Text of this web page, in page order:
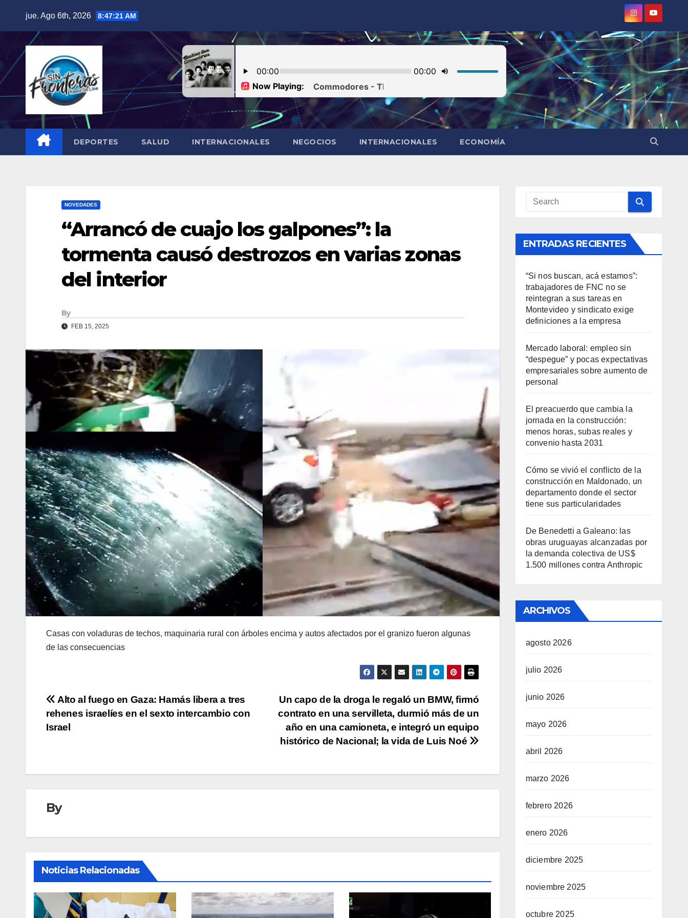
jue. Ago 6th, 2026 8:47:22 AM
DEPORTES SALUD INTERNACIONALES NEGOCIOS INTERNACIONALES ECONOMÍA
NOVEDADES
“Arrancó de cuajo los galpones”: la
tormenta causó destrozos en varias zonas
del interior
By
FEB 15, 2025
Casas con voladuras de techos, maquinaria rural con árboles encima y autos afectados por el granizo fueron algunas
de las consecuencias
Navegación
de
Un capo de la droga le regaló un BMW, firmó
contrato en una servilleta, durmió más de un
año en una camioneta, e integró un equipo
histórico de Nacional; la vida de Luis Noé
Alto al fuego en Gaza: Hamás libera a tres
rehenes israelíes en el sexto intercambio con
Israel
By
Noticias Relacionadas
ENTRADAS RECIENTES
“Si nos buscan, acá estamos”:
trabajadores de FNC no se
reintegran a sus tareas en
Montevideo y sindicato exige
definiciones a la empresa
Mercado laboral: empleo sin
“despegue” y pocas expectativas
empresariales sobre aumento de
personal
El preacuerdo que cambia la
jornada en la construcción:
menos horas, subas reales y
convenio hasta 2031
Cómo se vivió el conflicto de la
construcción en Maldonado, un
departamento donde el sector
tiene sus particularidades
De Benedetti a Galeano: las
obras uruguayas alcanzadas por
la demanda colectiva de US$
1.500 millones contra Anthropic
ARCHIVOS
agosto 2026
julio 2026
junio 2026
mayo 2026
abril 2026
marzo 2026
febrero 2026
enero 2026
diciembre 2025
noviembre 2025
octubre 2025